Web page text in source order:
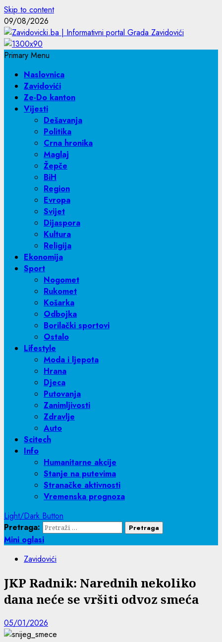
Skip to content
09/08/2026
Primary Menu
Naslovnica
Zavidovići
Ze-Do kanton
Vijesti
Dešavanja
Politika
Crna hronika
Maglaj
Žepče
BiH
Region
Evropa
Svijet
Dijaspora
Kultura
Religija
Ekonomija
Sport
Nogomet
Rukomet
Košarka
Odbojka
Borilački sportovi
Ostalo
Lifestyle
Moda i ljepota
Hrana
Djeca
Putovanja
Zanimljivosti
Zdravlje
Auto
Scitech
Info
Humanitarne akcije
Stanje na putevima
Stranačke aktivnosti
Vremenska prognoza
Light/Dark Button
Pretraga:
Mini oglasi
Zavidovići
JKP Radnik: Narednih nekoliko
dana neće se vršiti odvoz smeća
05/01/2026